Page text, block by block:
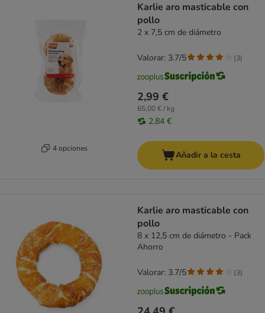
4 opciones
Karlie aro masticable con
pollo
2 x 7,5 cm de diámetro
2,99 €
65,00 € / kg
2,84 €
Valorar: 3.7/5 (3)
Añadir a la cesta
Karlie aro masticable con
pollo
8 x 12,5 cm de diámetro - Pack
Ahorro
Valorar: 3.7/5 (3)